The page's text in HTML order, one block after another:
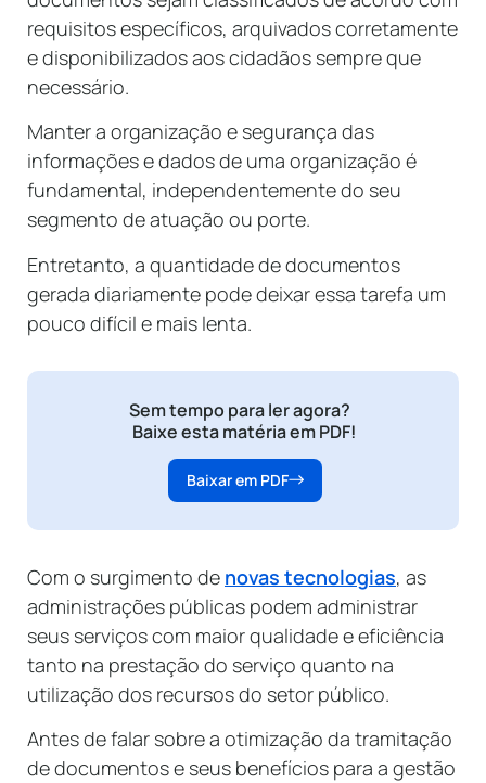
requisitos específicos, arquivados corretamente
e disponibilizados aos cidadãos sempre que
necessário.
Manter a organização e segurança das
informações e dados de uma organização é
fundamental, independentemente do seu
segmento de atuação ou porte.
Entretanto, a quantidade de documentos
gerada diariamente pode deixar essa tarefa um
pouco difícil e mais lenta.
Sem tempo para ler agora?
Baixe esta matéria em PDF!
Baixar em PDF
Com o surgimento de novas tecnologias, as
administrações públicas podem administrar
seus serviços com maior qualidade e eficiência
tanto na prestação do serviço quanto na
utilização dos recursos do setor público.
Antes de falar sobre a otimização da tramitação
de documentos e seus benefícios para a gestão